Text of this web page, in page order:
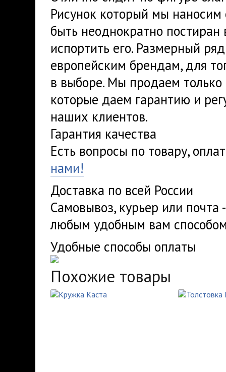
Рисунок который мы
быть неоднократно
испортить его. Размерный
европейским брендам, для
в выборе. Мы продаем только
которые даем гарантию и
наших клиентов.
Гарантия качества
Есть вопросы по товару,
нами!
Доставка по всей России
Самовывоз, курьер или
любым удобным вам
Удобные способы оплаты
Похожие товары